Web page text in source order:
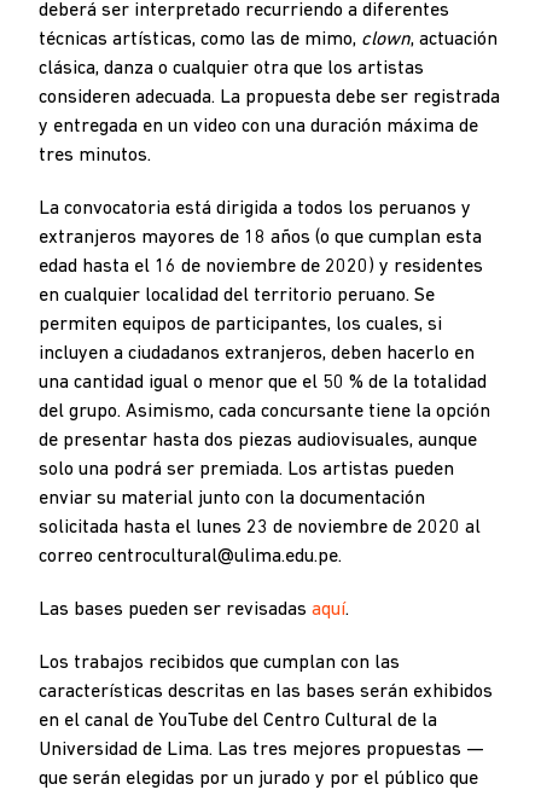
deberá ser interpretado recurriendo a diferentes
técnicas artísticas, como las de mimo, clown, actuación
clásica, danza o cualquier otra que los artistas
consideren adecuada. La propuesta debe ser registrada
y entregada en un video con una duración máxima de
tres minutos.
La convocatoria está dirigida a todos los peruanos y
extranjeros mayores de 18 años (o que cumplan esta
edad hasta el 16 de noviembre de 2020) y residentes
en cualquier localidad del territorio peruano. Se
permiten equipos de participantes, los cuales, si
incluyen a ciudadanos extranjeros, deben hacerlo en
una cantidad igual o menor que el 50 % de la totalidad
del grupo. Asimismo, cada concursante tiene la opción
de presentar hasta dos piezas audiovisuales, aunque
solo una podrá ser premiada. Los artistas pueden
enviar su material junto con la documentación
solicitada hasta el lunes 23 de noviembre de 2020 al
correo centrocultural@ulima.edu.pe.
Las bases pueden ser revisadas aquí.
Los trabajos recibidos que cumplan con las
características descritas en las bases serán exhibidos
en el canal de YouTube del Centro Cultural de la
Universidad de Lima. Las tres mejores propuestas —
que serán elegidas por un jurado y por el público que